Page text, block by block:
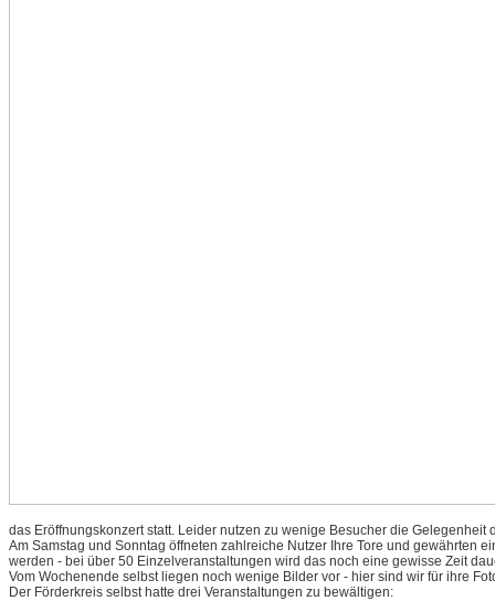
das Eröffnungskonzert statt. Leider nutzen zu wenige Besucher die
Am Samstag und Sonntag öffneten zahlreiche Nutzer Ihre Tore und gewährten
werden - bei über 50 Einzelveranstaltungen wird das noch eine gewisse Zeit
Vom Wochenende selbst liegen noch wenige Bilder vor - hier sind wir für ihre
Der Förderkreis selbst hatte drei Veranstaltungen zu bewältigen: